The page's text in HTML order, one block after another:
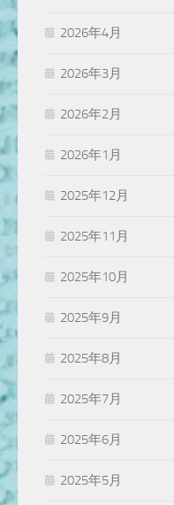
2026年4月
2026年3月
2026年2月
2026年1月
2025年12月
2025年11月
2025年10月
2025年9月
2025年8月
2025年7月
2025年6月
2025年5月